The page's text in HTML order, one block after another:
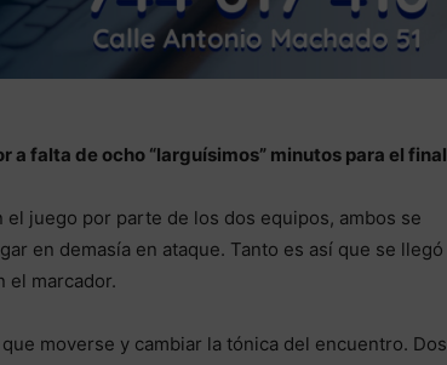
falta de ocho “larguísimos” minutos para el final
juego por parte de los dos equipos, ambos se
en demasía en ataque. Tanto es así que se llegó
el marcador.
moverse y cambiar la tónica del encuentro. Dos